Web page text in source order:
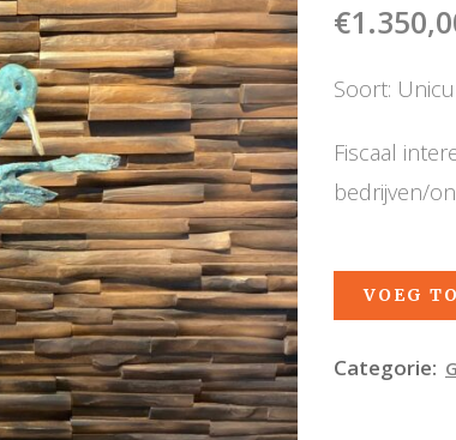
€
Soort:
Fiscaal
bedrijven/
VOEG
Categorie: